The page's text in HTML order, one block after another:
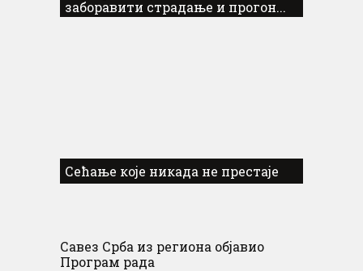
заборавити страдање и прогон...
Сећање које никада не престаје
Савез Срба из региона објавио
Програм рада